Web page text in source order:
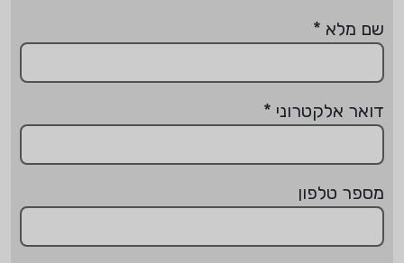
שם מלא *
דואר אלקטרוני *
מספר טלפון